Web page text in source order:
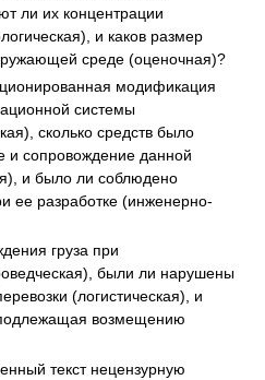
ли их концентрации
и каков размер
среде (оценочная)?
модификация
системы
сколько средств было
и сопровождение данной
и было ли соблюдено
ее разработке (инженерно-
груза при
были ли нарушены
(логистическая), и
возмещению
текст нецензурную